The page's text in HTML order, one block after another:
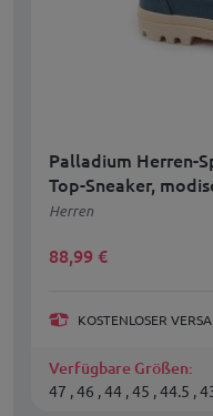
Palladium Herren-
Top-Sneaker,
Herren
88,99 €
KOSTENLOSER
Verfügbare Größen:
47 , 46 , 44 , 45 , 44.5 ,